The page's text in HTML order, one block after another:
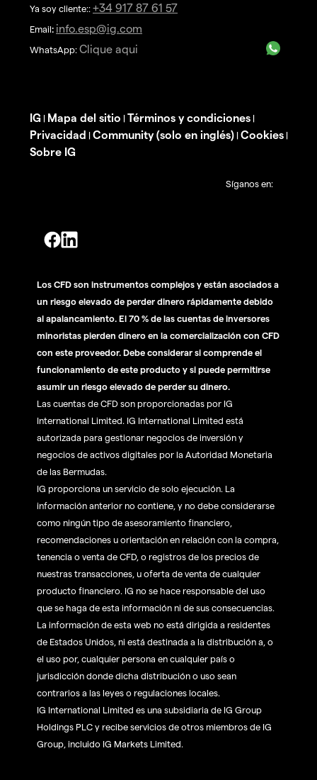
Ya soy cliente:: +34 917 87 61 57
Email: info.esp@ig.com
WhatsApp: Clique aqui
IG | Mapa del sitio | Términos y condiciones |
Privacidad | Community (solo en inglés) | Cookies |
Sobre IG
Síganos en:
Los CFD son instrumentos complejos y están asociados a
un riesgo elevado de perder dinero rápidamente debido
al apalancamiento. El 70 % de las cuentas de inversores
minoristas pierden dinero en la comercialización con CFD
con este proveedor. Debe considerar si comprende el
funcionamiento de este producto y si puede permitirse
asumir un riesgo elevado de perder su dinero.
Las cuentas de CFD son proporcionadas por IG
International Limited. IG International Limited está
autorizada para gestionar negocios de inversión y
negocios de activos digitales por la Autoridad Monetaria
de las Bermudas.
IG proporciona un servicio de solo ejecución. La
información anterior no contiene, y no debe considerarse
como ningún tipo de asesoramiento financiero,
recomendaciones u orientación en relación con la compra,
tenencia o venta de CFD, o registros de los precios de
nuestras transacciones, u oferta de venta de cualquier
producto financiero. IG no se hace responsable del uso
que se haga de esta información ni de sus consecuencias.
La información de esta web no está dirigida a residentes
de Estados Unidos, ni está destinada a la distribución a, o
el uso por, cualquier persona en cualquier país o
jurisdicción donde dicha distribución o uso sean
contrarios a las leyes o regulaciones locales.
IG International Limited es una subsidiaria de IG Group
Holdings PLC y recibe servicios de otros miembros de IG
Group, incluido IG Markets Limited.